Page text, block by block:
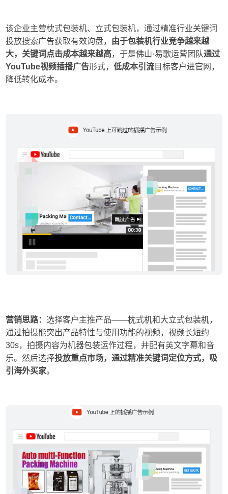
该企业主营枕式包装机、立式包装机，通过精准行业关键词
投放搜索广告获取有效询盘， 由于包装机行业竞争越来越
大，关键词点击成本越来越高，于是佛山·易歌运营团队通过
YouTube视频插播广告形式，低成本引流目标客户进官网，
降低转化成本。
营销思路： 选择客户主推产品——枕式机和大立式包装机，
通过拍摄能突出产品特性与使用功能的视频，视频长短约
30s，拍摄内容为机器包装运作过程，并配有英文字幕和音
乐。然后选择投放重点市场，通过精准关键词定位方式，吸
引海外买家。